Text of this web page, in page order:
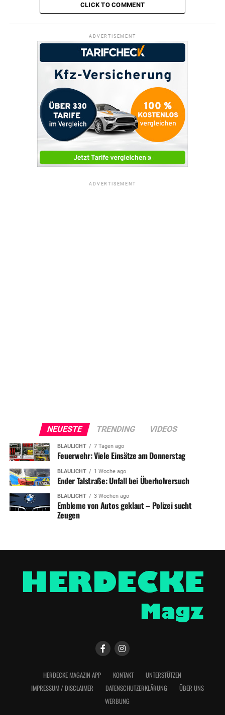
CLICK TO COMMENT
ADVERTISEMENT
ADVERTISEMENT
NEUESTE TRENDING VIDEOS
BLAULICHT 7 Tagen ago
Feuerwehr: Viele Einsätze am Donnerstag
BLAULICHT 1 Woche ago
Ender Talstraße: Unfall bei Überholversuch
BLAULICHT 3 Wochen ago
Embleme von Autos geklaut – Polizei sucht
Zeugen
HERDECKE MAGAZIN APP KONTAKT
UNTERSTÜTZEN
IMPRESSUM / DISCLAIMER
DATENSCHUTZERKLÄRUNG
ÜBER UNS
WERBUNG